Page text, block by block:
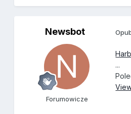
Newsbot
Forumowicze
...